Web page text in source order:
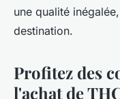
une qualité
destination.
Profitez des
l'achat de